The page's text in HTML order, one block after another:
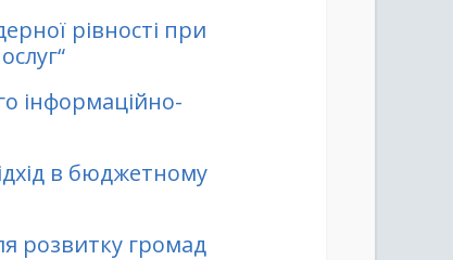
рівності при
інформаційно-
в бюджетному
розвитку громад